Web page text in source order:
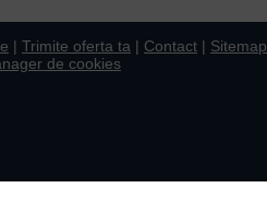
| Trimite oferta ta | Contact | Sitemap
de cookies